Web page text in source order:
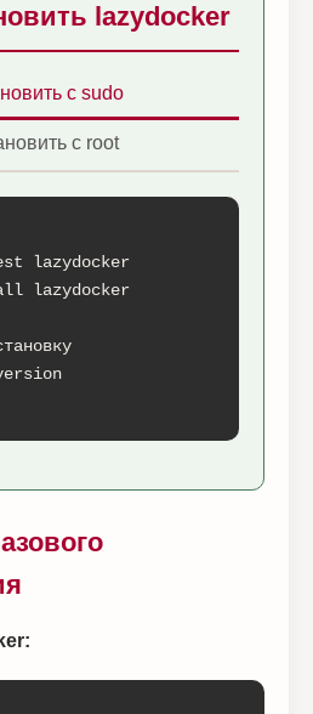
lazydocker
с sudo
с root
lazydocker
lazydocker